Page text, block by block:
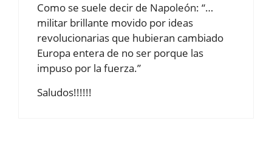
Como se suele decir de Napoleón: “…
militar brillante movido por ideas
revolucionarias que hubieran cambiado
Europa entera de no ser porque las
impuso por la fuerza.”
Saludos!!!!!!